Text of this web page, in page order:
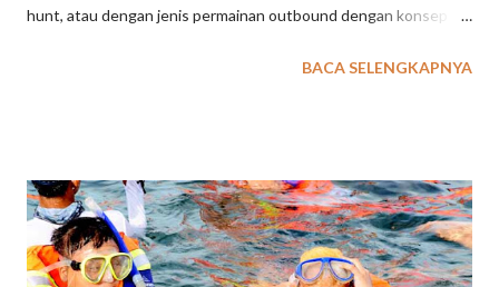
hunt, atau dengan jenis permainan outbound dengan konsep
cukup tinggi, EXXO INDONESIA menyediakan beberapa pilihan
atau kelompok pemain berusaha untuk mengalahkan pemain /
kelompok lain dengan cara memberi tanda cat di tubuh lawan.
Peluru cat yang digunakan harus terbuat dari bahan yang aman
BACA SELENGKAPNYA